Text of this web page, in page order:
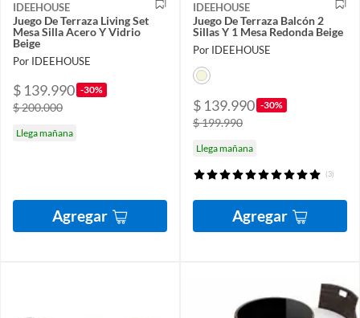
IDEEHOUSE
Juego De Terraza Living Set
Mesa Silla Acero Y Vidrio
Beige
Por IDEEHOUSE
$ 139.990 -30%
$ 200.000
Llega mañana
Agregar
IDEEHOUSE
Juego De Terraza Balcón 2
Sillas Y 1 Mesa Redonda Beige
Por IDEEHOUSE
$ 139.990 -30%
$ 199.990
Llega mañana
(3)
Agregar